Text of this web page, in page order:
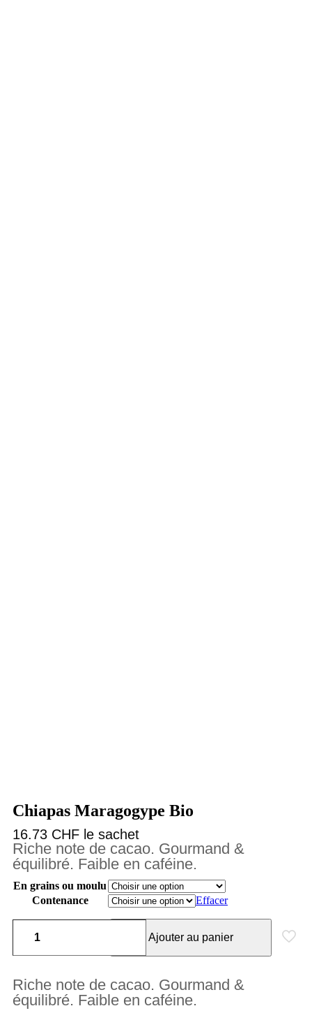
Chiapas Maragogype Bio
16.73 CHF le sachet
Riche note de cacao. Gourmand &
équilibré. Faible en caféine.
En grains ou moulu
Contenance
Effacer
Ajouter au panier
Riche note de cacao. Gourmand &
équilibré. Faible en caféine.